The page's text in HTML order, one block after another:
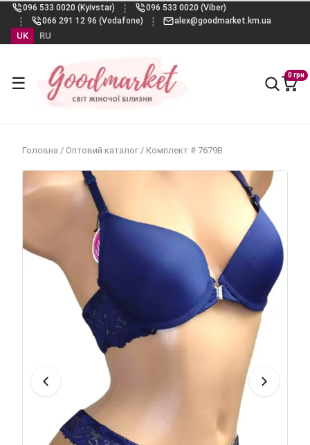
096 533 0020 (Kyivstar)
096 533 0020 (Viber)
066 291 12 96 (Vodafone)
alex@goodmarket.km.ua
UK RU
☰ 0 грн
Головна / Оптовий каталог / Комплект # 7679В